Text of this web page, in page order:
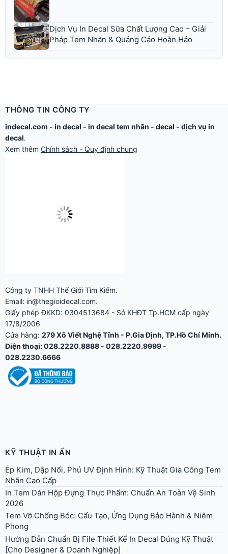
Dịch Vụ In Decal Sữa Chất Lượng Cao – Giải
Pháp Tem Nhãn & Quảng Cáo Hoàn Hảo
Chính sách - Quy định chung
17/8/2006
Cửa hàng:279 Xô Viết Nghệ Tĩnh - P.Gia Định, TP.Hồ Chí Minh.
Điện thoại: 028.2220.8888 - 028.2220.9999 -
028.2230.6666
Nhãn Cao Cấp
2026
Tem Vỡ Chống Bóc: Cấu Tạo, Ứng Dụng Bảo Hành & Niêm
Phong
Hướng Dẫn Chuẩn Bị File Thiết Kế In Decal Đúng Kỹ Thuật
[Cho Designer & Doanh Nghiệp]
So Sánh Cắt Decal Bằng Máy Cắt Decal và Bế Dao Khuôn
Hướng Dẫn Dán Decal Chuẩn: Phương Pháp Khô, Ướt &